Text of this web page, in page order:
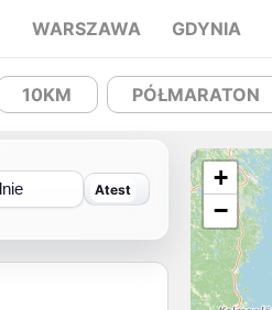
WARSZAWA GDYNIA
10KM PÓŁMARATON
+
−